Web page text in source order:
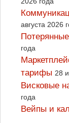
августа 2026
года
тарифы 28
Висковые
года
Вейпы и